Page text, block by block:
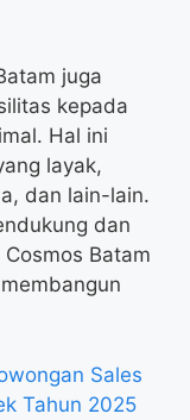
juga
kepada
Hal ini
layak,
dan lain-lain.
dan
Batam
Sales
Tahun 2025